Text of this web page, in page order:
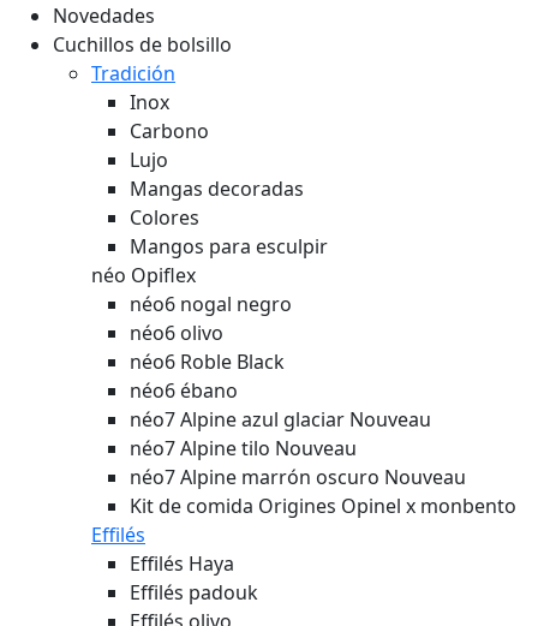
Novedades
Cuchillos de bolsillo
Tradición
Inox
Carbono
Lujo
Mangas decoradas
Colores
Mangos para esculpir
néo Opiflex
néo6 nogal negro
néo6 olivo
néo6 Roble Black
néo6 ébano
néo7 Alpine azul glaciar Nouveau
néo7 Alpine tilo Nouveau
néo7 Alpine marrón oscuro Nouveau
Kit de comida Origines Opinel x monbento
Effilés
Effilés Haya
Effilés padouk